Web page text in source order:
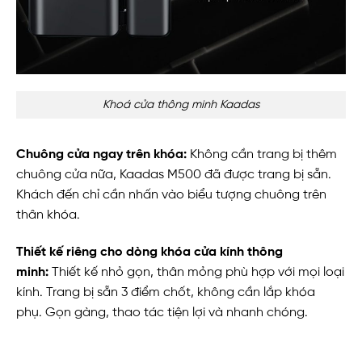
Khoá cửa thông minh Kaadas
Chuông cửa ngay trên khóa: Không cần trang bị thêm
chuông cửa nữa, Kaadas M500 đã được trang bị sẵn.
Khách đến chỉ cần nhấn vào biểu tượng chuông trên
thân khóa.
Thiết kế riêng cho dòng khóa cửa kính thông
minh: Thiết kế nhỏ gọn, thân mỏng phù hợp với mọi loại
kính. Trang bị sẵn 3 điểm chốt, không cần lắp khóa
phụ. Gọn gàng, thao tác tiện lợi và nhanh chóng.